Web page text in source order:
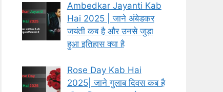
Ambedkar Jayanti Kab
Hai 2025 | जाने अंबेडकर
जयंती कब है और उनसे जुड़ा
हुआ इतिहास क्या है
Rose Day Kab Hai
2025| जाने गुलाब दिवस कब है